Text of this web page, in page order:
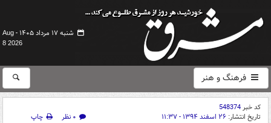
شنبه ۱۷ مرداد ۱۴۰۵ -
Aug
8 2026
فرهنگ و هنر
کد خبر548374
تاریخ انتشار: ۲۶ اسفند ۱۳۹۴ - ۱۱:۳۷ ۰ نظر
چاپ